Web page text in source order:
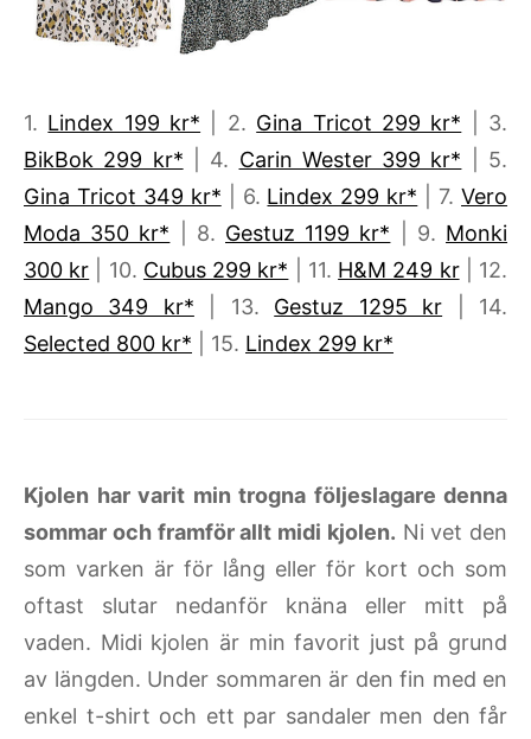
1. Lindex 199 kr* | 2. Gina Tricot 299 kr* | 3.
BikBok 299 kr* | 4. Carin Wester 399 kr* | 5.
Gina Tricot 349 kr* | 6. Lindex 299 kr* | 7.Vero
Moda 350 kr* | 8. Gestuz 1199 kr* | 9. Monki
300 kr | 10. Cubus 299 kr* | 11. H&M 249 kr| 12.
Mango 349 kr* | 13. Gestuz 1295 kr | 14.
Selected 800 kr* | 15. Lindex 299 kr*
Kjolen har varit min trogna följeslagare denna
sommar och framför allt midi kjolen. Ni vet den
som varken är för lång eller för kort och som
oftast slutar nedanför knäna eller mitt på
vaden. Midi kjolen är min favorit just på grund
av längden. Under sommaren är den fin med en
enkel t-shirt och ett par sandaler men den får